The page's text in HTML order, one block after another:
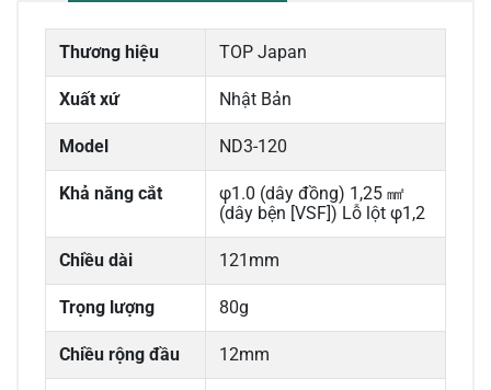
Thương hiệu TOP Japan
Xuất xứ Nhật Bản
Model ND3-120
Khả năng cắt
φ1.0 (dây đồng) 1,25 ㎟
(dây bện [VSF]) Lỗ lột φ1,2
Chiều dài 121mm
Trọng lượng 80g
Chiều rộng đầu 12mm